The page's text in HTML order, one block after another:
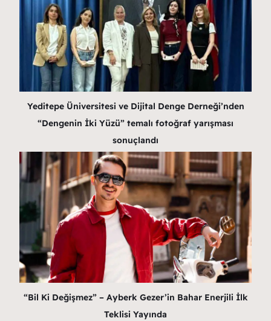
Yeditepe Üniversitesi ve Dijital Denge Derneği’nden
“Dengenin İki Yüzü” temalı fotoğraf yarışması
sonuçlandı
“Bil Ki Değişmez” – Ayberk Gezer’in Bahar Enerjili İlk
Teklisi Yayında